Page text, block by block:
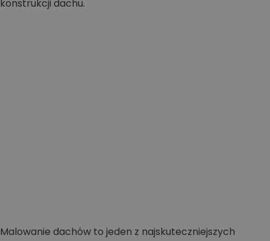
Malowanie dachów to jeden z najskuteczniejszych